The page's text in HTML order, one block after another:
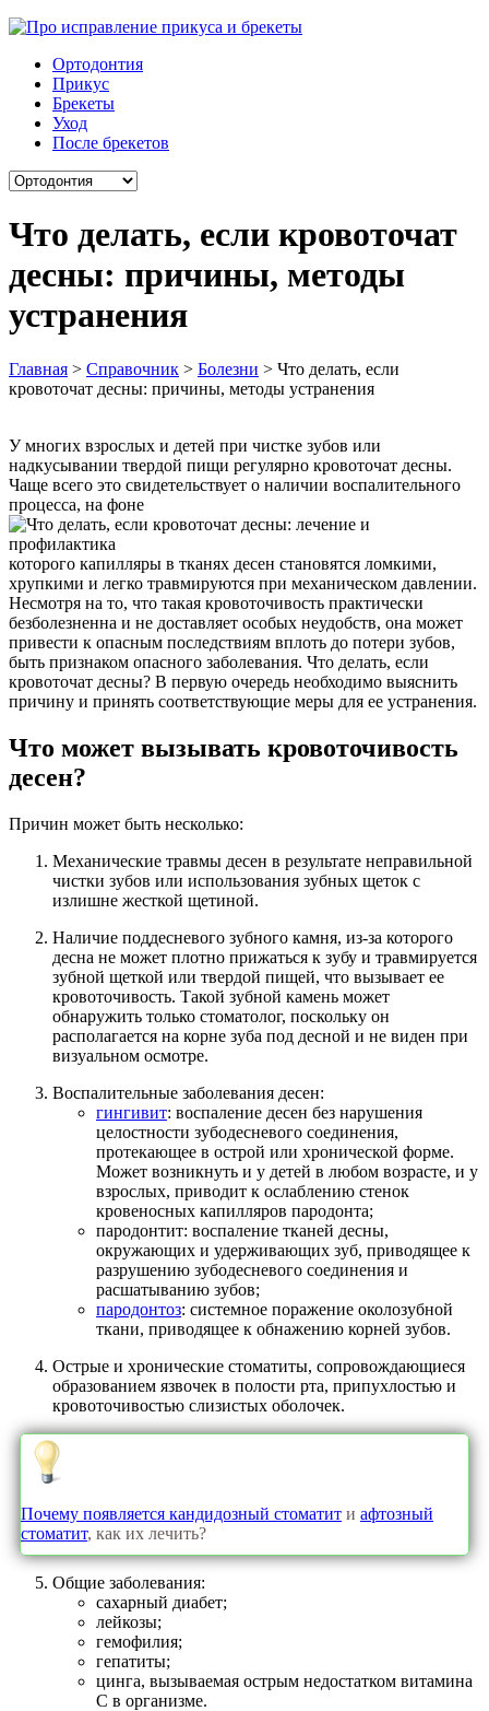
Ортодонтия
Прикус
Брекеты
Уход
После брекетов
Что делать, если кровоточат
десны: причины, методы
устранения
Главная > Справочник > Болезни > Что делать, если
кровоточат десны: причины, методы устранения
У многих взрослых и детей при чистке зубов или
надкусывании твердой пищи регулярно кровоточат десны.
Чаще всего это свидетельствует о наличии воспалительного
процесса, на фоне
которого капилляры в тканях десен становятся ломкими,
хрупкими и легко травмируются при механическом давлении.
Несмотря на то, что такая кровоточивость практически
безболезненна и не доставляет особых неудобств, она может
привести к опасным последствиям вплоть до потери зубов,
быть признаком опасного заболевания. Что делать, если
кровоточат десны? В первую очередь необходимо выяснить
причину и принять соответствующие меры для ее устранения.
Что может вызывать кровоточивость
десен?
Причин может быть несколько:
Механические травмы десен в результате неправильной
чистки зубов или использования зубных щеток с
излишне жесткой щетиной.
Наличие поддесневого зубного камня, из-за которого
десна не может плотно прижаться к зубу и травмируется
зубной щеткой или твердой пищей, что вызывает ее
кровоточивость. Такой зубной камень может
обнаружить только стоматолог, поскольку он
располагается на корне зуба под десной и не виден при
визуальном осмотре.
Воспалительные заболевания десен:
гингивит: воспаление десен без нарушения
целостности зубодесневого соединения,
протекающее в острой или хронической форме.
Может возникнуть и у детей в любом возрасте, и у
взрослых, приводит к ослаблению стенок
кровеносных капилляров пародонта;
пародонтит: воспаление тканей десны,
окружающих и удерживающих зуб, приводящее к
разрушению зубодесневого соединения и
расшатыванию зубов;
пародонтоз: системное поражение околозубной
ткани, приводящее к обнажению корней зубов.
Острые и хронические стоматиты, сопровождающиеся
образованием язвочек в полости рта, припухлостью и
кровоточивостью слизистых оболочек.
Почему появляется кандидозный стоматит и афтозный
стоматит, как их лечить?
Общие заболевания:
сахарный диабет;
лейкозы;
гемофилия;
гепатиты;
цинга, вызываемая острым недостатком витамина
С в организме.